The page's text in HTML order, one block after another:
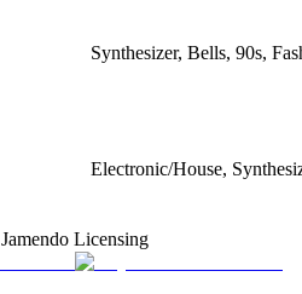
Synthesizer, Bells, 90s,
Electronic/House,
Jamendo Licensing